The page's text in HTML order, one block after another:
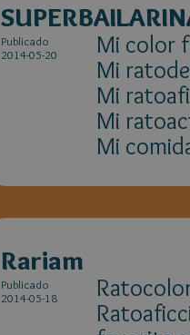
Publicado
2014-05-20
Mi color
Mi
Mi
Mi
Mi
Rariam
Publicado
2014-05-18